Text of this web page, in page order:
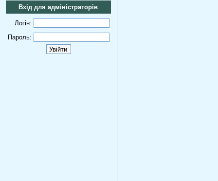
Вхід для адміністраторів
Логін:
Пароль: